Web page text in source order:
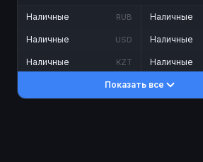
Наличные RUB
Наличные USD
Наличные KZT
Наличные
Наличные
Наличные
Показать все